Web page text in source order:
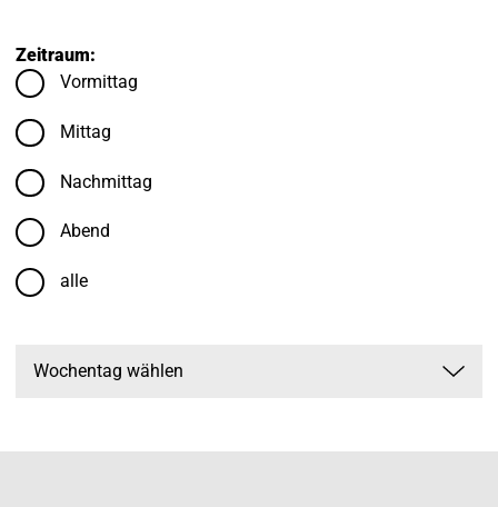
Zeitraum:
Vormittag
Mittag
Nachmittag
Abend
alle